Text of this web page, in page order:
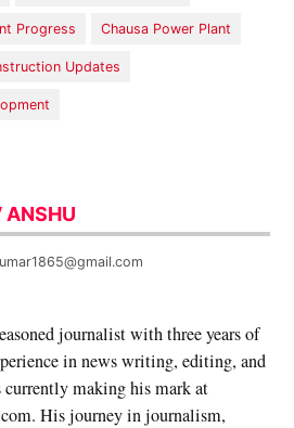
Progress Chausa Power Plant
Updates
ANSHU
journalist with three years of
in news writing, editing, and
currently making his mark at
His journey in journalism,